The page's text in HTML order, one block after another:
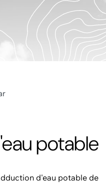
potable
d'eau potable de